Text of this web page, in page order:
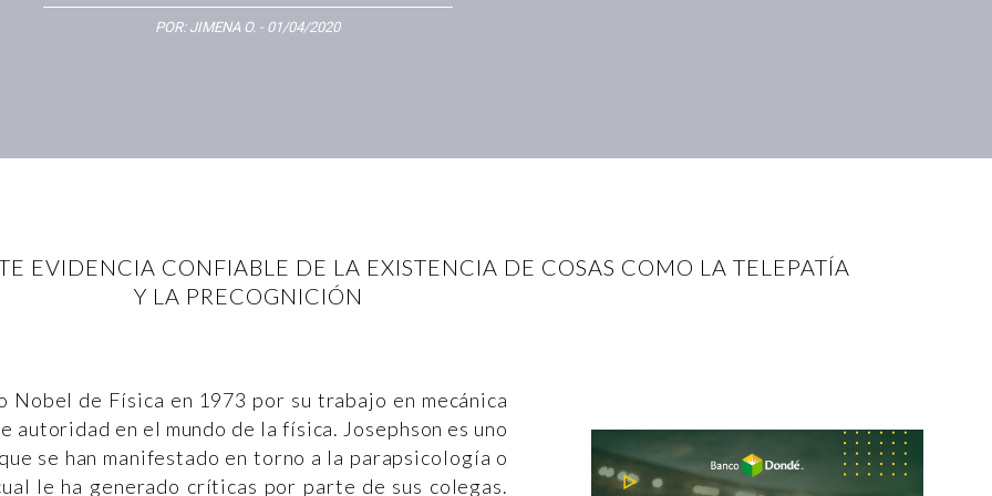
POR: JIMENA O. - 01/04/2020
EVIDENCIA CONFIABLE DE LA EXISTENCIA DE COSAS COMO LA TELEPATÍA
Y LA PRECOGNICIÓN
Nobel de Física en 1973 por su trabajo en mecánica
autoridad en el mundo de la física. Josephson es uno
se han manifestado en torno a la parapsicología o
le ha generado críticas por parte de sus colegas.